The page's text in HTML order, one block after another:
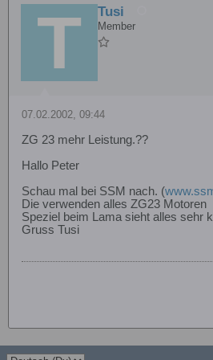
Tusi
Member
07.02.2002, 09:44
ZG 23 mehr Leistung.??
Hallo Peter
Schau mal bei SSM nach. (
Die verwenden alles ZG23 Motoren
Speziel beim Lama sieht alles sehr
Gruss Tusi